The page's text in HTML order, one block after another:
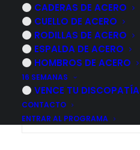
CADERAS DE ACERO
CUELLO DE ACERO
RODILLAS DE ACERO
ESPALDA DE ACERO
HOMBROS DE ACERO
16 SEMANAS
VENCE TU DISCOPATÍA
CONTACTO
ENTRAR AL PROGRAMA